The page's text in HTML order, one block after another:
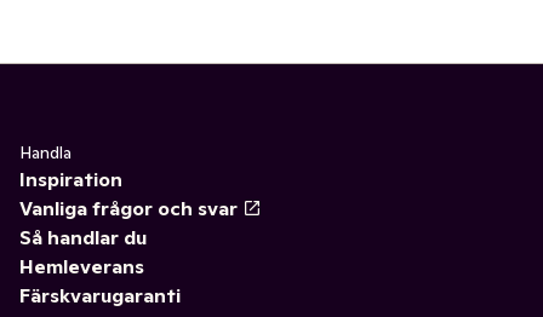
Handla
Inspiration
Vanliga frågor och svar
Så handlar du
Hemleverans
Färskvarugaranti